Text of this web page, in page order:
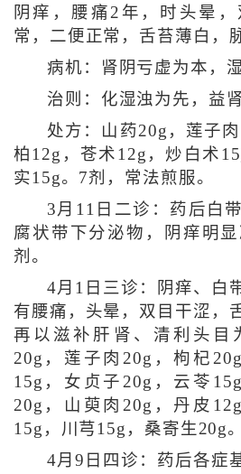
阴痒，腰痛2年，时头晕
常，二便正常，舌苔薄白，
病机：肾阴亏虚为本，
治则：化湿浊为先，益
处方：山药20g，莲子
柏12g，苍术12g，炒白术
实15g。7剂，常法煎服。
3月11日二诊：药后白
腐状带下分泌物，阴痒明
剂。
4月1日三诊：阴痒、白
有腰痛，头晕，双目干涩，
再以滋补肝肾、清利头目
20g，莲子肉20g，枸杞
15g，女贞子20g，云苓
20g，山萸肉20g，丹皮
15g，川芎15g，桑寄生20g
4月9日四诊：药后各症